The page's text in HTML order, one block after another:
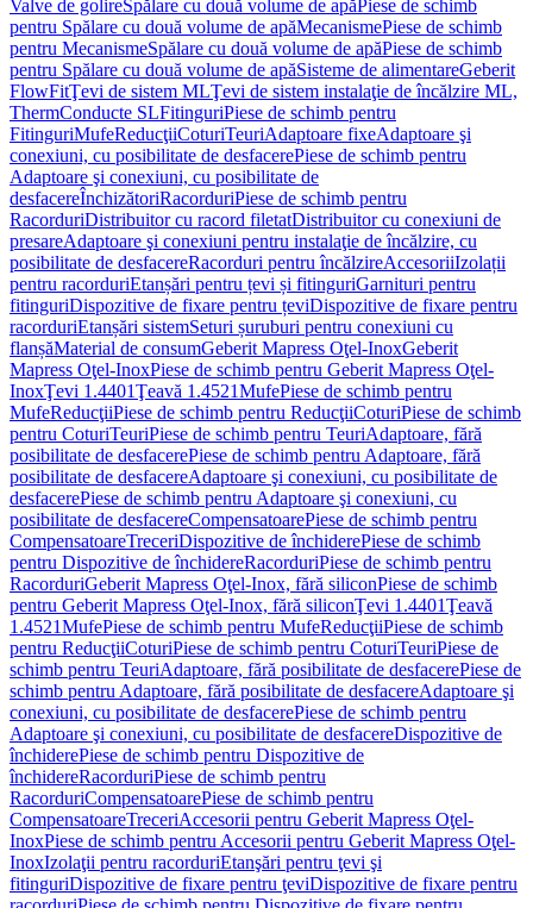
Valve de golireSpălare cu două volume de apăPiese de schimb
pentru Spălare cu două volume de apăMecanismePiese de schimb
pentru MecanismeSpălare cu două volume de apăPiese de schimb
pentru Spălare cu două volume de apăSisteme de alimentareGeberit
FlowFitŢevi de sistem MLŢevi de sistem instalaţie de încălzire ML,
ThermConducte SLFitinguriPiese de schimb pentru
FitinguriMufeReducţiiCoturiTeuriAdaptoare fixeAdaptoare şi
conexiuni, cu posibilitate de desfacerePiese de schimb pentru
Adaptoare şi conexiuni, cu posibilitate de
desfacereÎnchizătoriRacorduriPiese de schimb pentru
RacorduriDistribuitor cu racord filetatDistribuitor cu conexiuni de
presareAdaptoare şi conexiuni pentru instalaţie de încălzire, cu
posibilitate de desfacereRacorduri pentru încălzireAccesoriiIzolații
pentru racorduriEtanșări pentru țevi și fitinguriGarnituri pentru
fitinguriDispozitive de fixare pentru țeviDispozitive de fixare pentru
racorduriEtanșări sistemSeturi șuruburi pentru conexiuni cu
flanșăMaterial de consumGeberit Mapress Oţel-InoxGeberit
Mapress Oţel-InoxPiese de schimb pentru Geberit Mapress Oţel-
InoxŢevi 1.4401Ţeavă 1.4521MufePiese de schimb pentru
MufeReducţiiPiese de schimb pentru ReducţiiCoturiPiese de schimb
pentru CoturiTeuriPiese de schimb pentru TeuriAdaptoare, fără
posibilitate de desfacerePiese de schimb pentru Adaptoare, fără
posibilitate de desfacereAdaptoare şi conexiuni, cu posibilitate de
desfacerePiese de schimb pentru Adaptoare şi conexiuni, cu
posibilitate de desfacereCompensatoarePiese de schimb pentru
CompensatoareTreceriDispozitive de închiderePiese de schimb
pentru Dispozitive de închidereRacorduriPiese de schimb pentru
RacorduriGeberit Mapress Oţel-Inox, fără siliconPiese de schimb
pentru Geberit Mapress Oţel-Inox, fără siliconŢevi 1.4401Ţeavă
1.4521MufePiese de schimb pentru MufeReducţiiPiese de schimb
pentru ReducţiiCoturiPiese de schimb pentru CoturiTeuriPiese de
schimb pentru TeuriAdaptoare, fără posibilitate de desfacerePiese de
schimb pentru Adaptoare, fără posibilitate de desfacereAdaptoare şi
conexiuni, cu posibilitate de desfacerePiese de schimb pentru
Adaptoare şi conexiuni, cu posibilitate de desfacereDispozitive de
închiderePiese de schimb pentru Dispozitive de
închidereRacorduriPiese de schimb pentru
RacorduriCompensatoarePiese de schimb pentru
CompensatoareTreceriAccesorii pentru Geberit Mapress Oţel-
InoxPiese de schimb pentru Accesorii pentru Geberit Mapress Oţel-
InoxIzolaţii pentru racorduriEtanşări pentru ţevi şi
fitinguriDispozitive de fixare pentru ţeviDispozitive de fixare pentru